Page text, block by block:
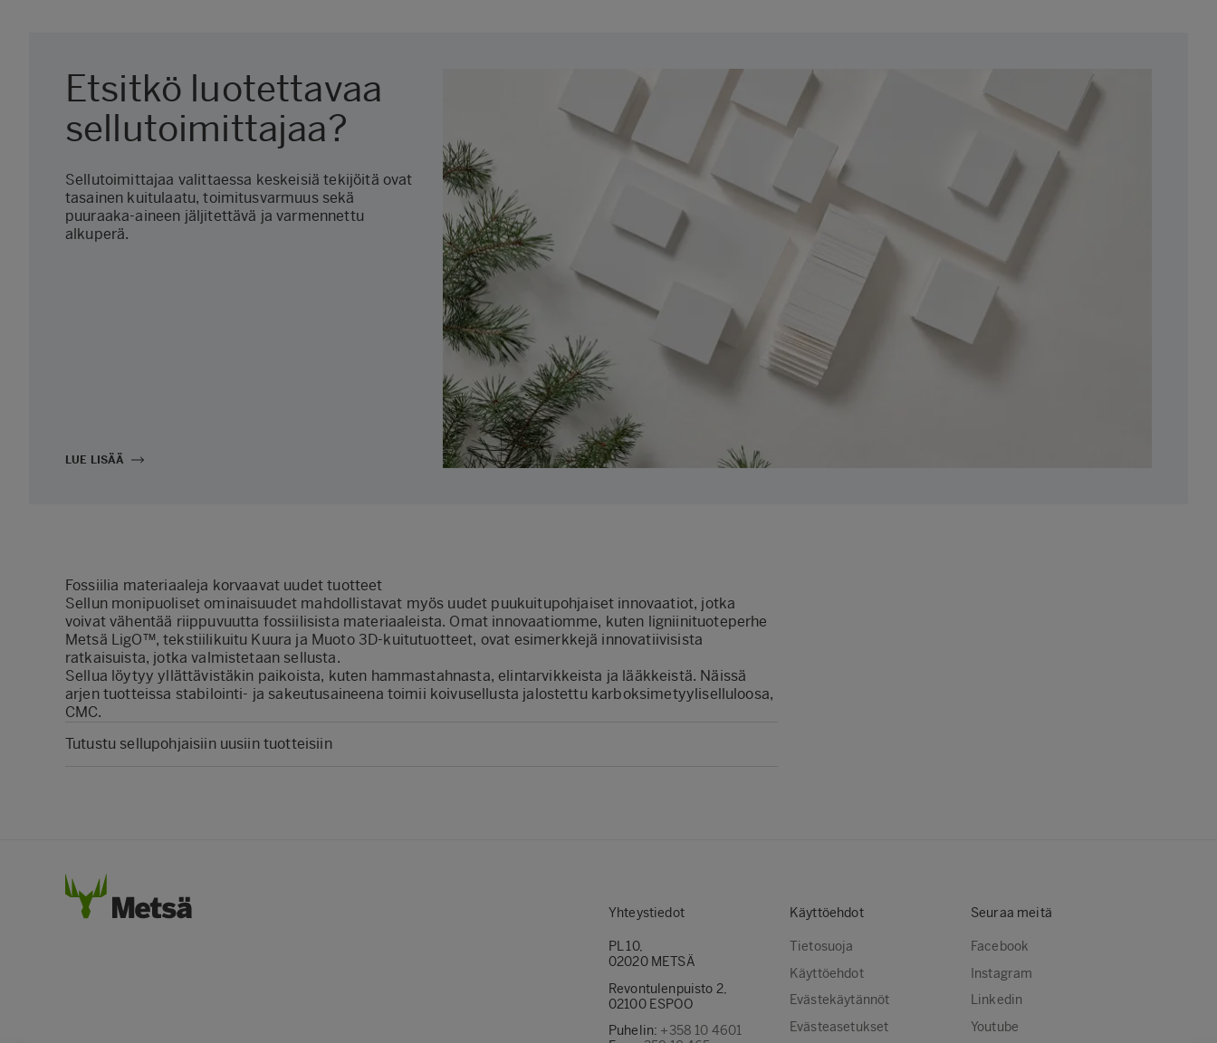
Etsitkö luotettavaa
sellutoimittajaa?
Sellutoimittajaa valittaessa keskeisiä tekijöitä ovat
tasainen kuitulaatu, toimitusvarmuus sekä
puuraaka-aineen jäljitettävä ja varmennettu
alkuperä.
LUE LISÄÄ
Fossiilia materiaaleja korvaavat uudet tuotteet
Sellun monipuoliset ominaisuudet mahdollistavat myös uudet puukuitupohjaiset innovaatiot, jotka
voivat vähentää riippuvuutta fossiilisista materiaaleista. Omat innovaatiomme, kuten ligniinituoteperhe
Metsä LigO™, tekstiilikuitu Kuura ja Muoto 3D-kuitutuotteet, ovat esimerkkejä innovatiivisista
ratkaisuista, jotka valmistetaan sellusta.
Sellua löytyy yllättävistäkin paikoista, kuten hammastahnasta, elintarvikkeista ja lääkkeistä. Näissä
arjen tuotteissa stabilointi- ja sakeutusaineena toimii koivusellusta jalostettu karboksimetyyliselluloosa,
CMC.
Tutustu sellupohjaisiin uusiin tuotteisiin
Yhteystiedot
PL 10,
02020 METSÄ
Revontulenpuisto 2,
02100 ESPOO
Puhelin: +358 10 4601
Käyttöehdot
Tietosuoja
Käyttöehdot
Evästekäytännöt
Evästeasetukset
Seuraa meitä
Facebook
Instagram
Linkedin
Youtube